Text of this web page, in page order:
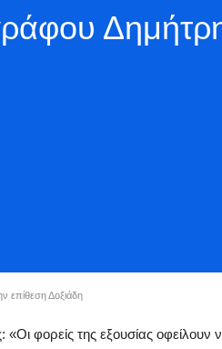
επίθεση Δοξιάδη
φορείς της εξουσίας οφείλουν